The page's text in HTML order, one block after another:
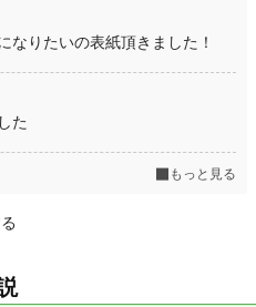
なりたいの表紙頂きました！
た
もっと見る